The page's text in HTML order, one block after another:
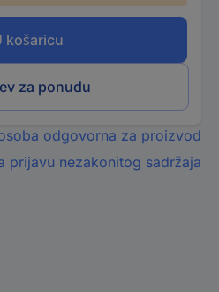
košaricu
za ponudu
odgovorna za proizvod
prijavu nezakonitog sadržaja